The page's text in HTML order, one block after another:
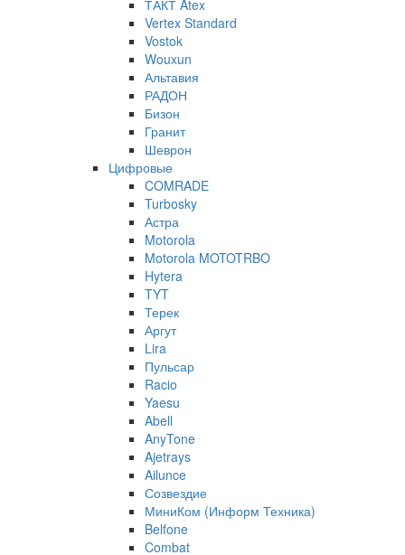
ТАКТ Atex
Vertex Standard
Vostok
Wouxun
Альтавия
РАДОН
Бизон
Гранит
Шеврон
Цифровые
COMRADE
Turbosky
Астра
Motorola
Motorola MOTOTRBO
Hytera
TYT
Терек
Аргут
Lira
Пульсар
Racio
Yaesu
Abell
AnyTone
Ajetrays
Ailunce
Созвездие
МиниКом (Информ Техника)
Belfone
Combat